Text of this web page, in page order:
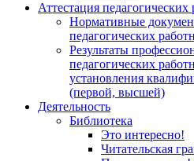
Аттестация педагогических
Нормативные
педагогических
Результаты
педагогических
установления
(первой, высшей)
Деятельность
Библиотека
Это интересно!
Читательская